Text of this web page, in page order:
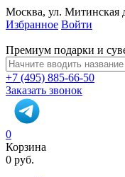
Москва, ул. Митинская
Избранное Войти
Премиум подарки и
+7 (495) 885-66-50
Заказать звонок
0
Корзина
0 руб.